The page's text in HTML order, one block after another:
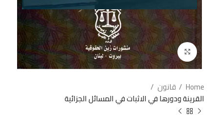
إضغط للتكبير
Home
قانون
القرينة ودورها في الاثبات في المسائل الجزائية